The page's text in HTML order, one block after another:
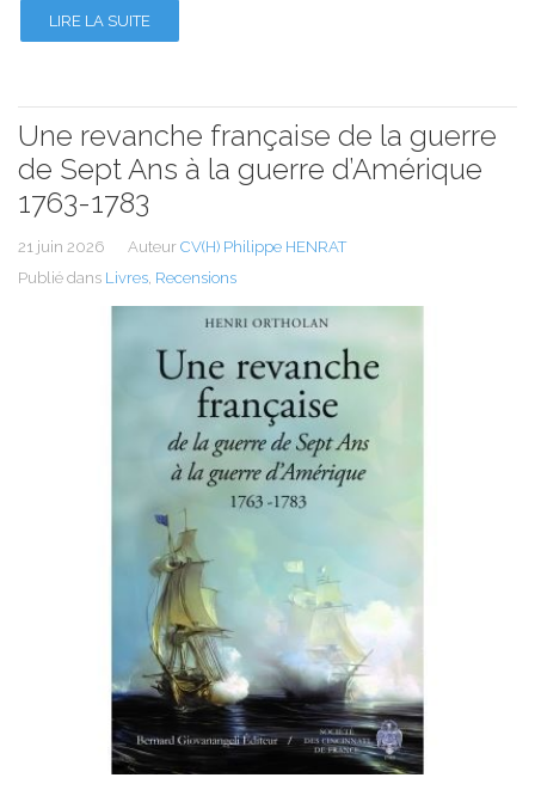
LIRE LA SUITE
Une revanche française de la guerre
de Sept Ans à la guerre d’Amérique
1763-1783
21 juin 2026 Auteur CV(H) Philippe HENRAT
Publié dans Livres Recensions